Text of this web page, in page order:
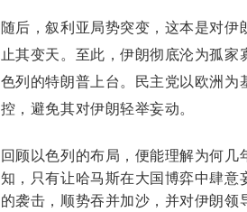
随后，叙利亚局势突变，这本是对
止其变天。至此，伊朗彻底沦为孤
色列的特朗普上台。民主党以欧洲
控，避免其对伊朗轻举妄动。
回顾以色列的布局，便能理解为何
知，只有让哈马斯在大国博弈中肆
的袭击，顺势吞并加沙，并对伊朗